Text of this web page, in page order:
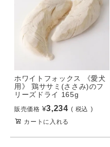
ホワイトフォックス 《愛犬
用》 鶏ササミ(ささみ)のフ
リーズドライ 165g
販売価格 ¥3,234
税込
カートに入れる